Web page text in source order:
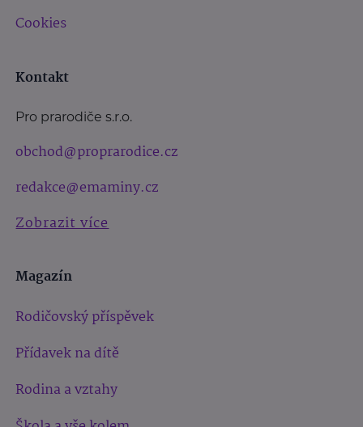
Cookies
Kontakt
Pro prarodiče s.r.o.
obchod@proprarodice.cz
redakce@emaminy.cz
Zobrazit více
Magazín
Rodičovský příspěvek
Přídavek na dítě
Rodina a vztahy